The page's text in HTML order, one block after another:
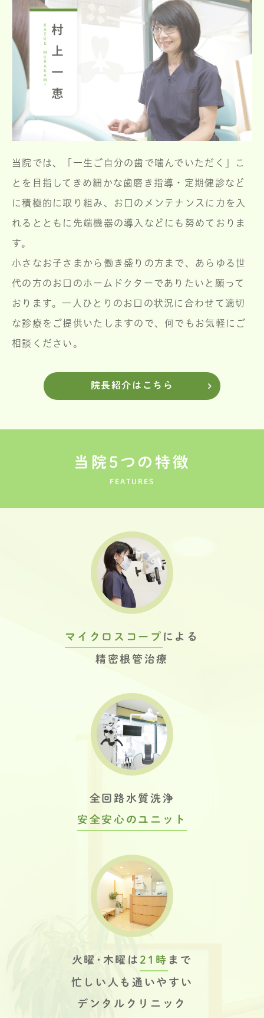
当院では、「一生ご自分の歯で噛んでいただく」こ
とを目指してきめ細かな歯磨き指導・定期健診など
に積極的に取り組み、お口のメンテナンスに力を入
れるとともに先端機器の導入などにも努めておりま
す。
小さなお子さまから働き盛りの方まで、あらゆる世
代の方のお口のホームドクターでありたいと願って
おります。一人ひとりのお口の状況に合わせて適切
な診療をご提供いたしますので、何でもお気軽にご
相談ください。
院長紹介はこちら
当院5つの特徴
FEATURES
マイクロスコープ による
精密根管治療
全回路水質洗浄
安全安心のユニット
火曜･木曜は 21時 まで
忙しい人も通いやすい
デンタルクリニック